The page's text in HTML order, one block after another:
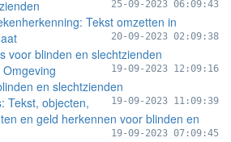
25-09-2023 06:09:43
Tekst omzetten in
20-09-2023 02:09:38
voor blinden en slechtzienden
19-09-2023 12:09:16
en slechtzienden
19-09-2023 11:09:39
Tekst, objecten,
en geld herkennen voor blinden en
19-09-2023 07:09:45